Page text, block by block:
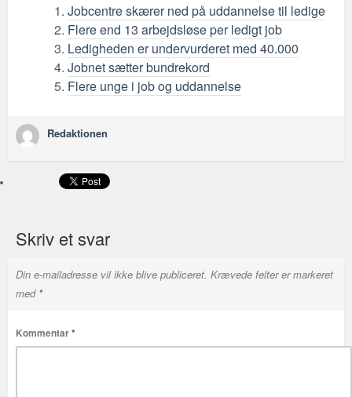
Jobcentre skærer ned på uddannelse til ledige
Flere end 13 arbejdsløse per ledigt job
Ledigheden er undervurderet med 40.000
Jobnet sætter bundrekord
Flere unge i job og uddannelse
Redaktionen
Skriv et svar
Din e-mailadresse vil ikke blive publiceret. Krævede felter er markeret
med *
Kommentar*